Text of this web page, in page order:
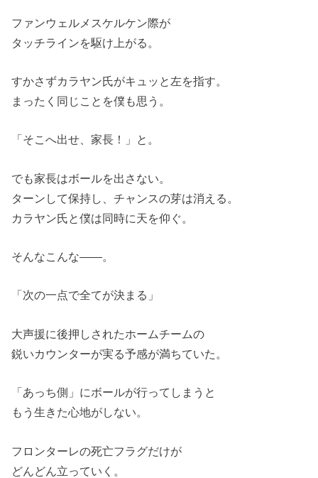
ファンウェルメスケルケン際が
タッチラインを駆け上がる。
すかさずカラヤン氏がキュッと左を指す。
まったく同じことを僕も思う。
「そこへ出せ、家長！」と。
でも家長はボールを出さない。
ターンして保持し、チャンスの芽は消える。
カラヤン氏と僕は同時に天を仰ぐ。
そんなこんな――。
「次の一点で全てが決まる」
大声援に後押しされたホームチームの
鋭いカウンターが実る予感が満ちていた。
「あっち側」にボールが行ってしまうと
もう生きた心地がしない。
フロンターレの死亡フラグだけが
どんどん立っていく。